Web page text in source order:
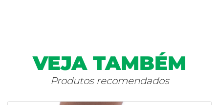
VEJA TAMBÉM
Produtos recomendados